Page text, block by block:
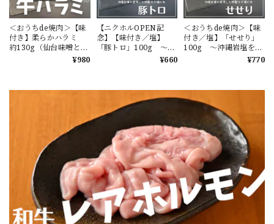
＜おうちde焼肉＞【味
付き】柔らかハラミ
約130g（仙台味噌とこ
うじ味噌をブレンドし
¥980
【ニクホルOPEN記
念】【味付き／塩】
「豚トロ」100g ～沖
縄岩塩を使用した特製
ニクホル＆井本精肉の
Instagramフォローお
願いします
¥660
＜おうちde焼肉＞【味
付き／塩】「せせり」
100g ～沖縄岩塩を使
用した特製ネギ塩だれ
¥770